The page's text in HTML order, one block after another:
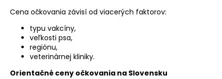
Cena očkovania závisí od viacerých faktorov:
typu vakcíny,
veľkosti psa,
regiónu,
veterinárnej kliniky.
Orientačné ceny očkovania na Slovensku